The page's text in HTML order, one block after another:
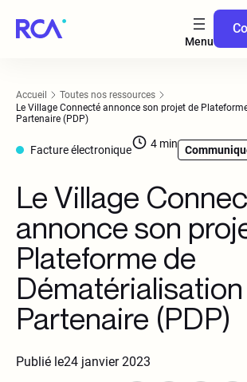
Accueil
Toutes nos ressources
Le Village Connecté annonce son projet de
Partenaire (PDP)
Facture électronique 4 min
Le Village
annonce son
Plateforme de
Dématérialisation
Partenaire (PDP)
Publié le24 janvier 2023